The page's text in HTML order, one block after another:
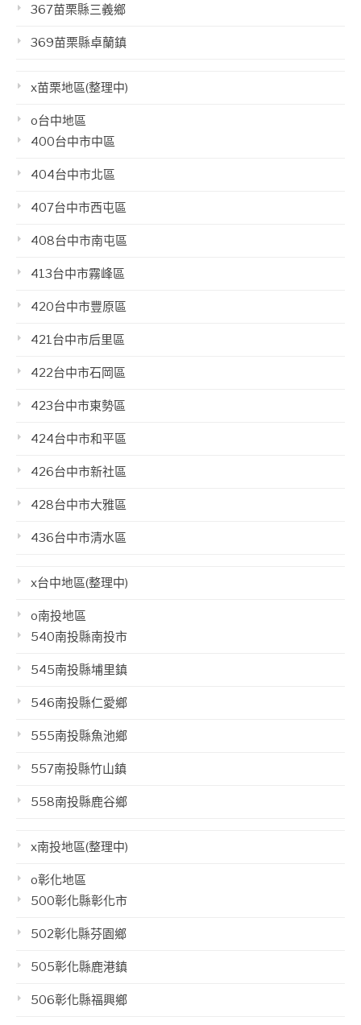
367苗栗縣三義鄉
369苗栗縣卓蘭鎮
x苗栗地區(整理中)
o台中地區
400台中市中區
404台中市北區
407台中市西屯區
408台中市南屯區
413台中市霧峰區
420台中市豐原區
421台中市后里區
422台中市石岡區
423台中市東勢區
424台中市和平區
426台中市新社區
428台中市大雅區
436台中市清水區
x台中地區(整理中)
o南投地區
540南投縣南投市
545南投縣埔里鎮
546南投縣仁愛鄉
555南投縣魚池鄉
557南投縣竹山鎮
558南投縣鹿谷鄉
x南投地區(整理中)
o彰化地區
500彰化縣彰化市
502彰化縣芬園鄉
505彰化縣鹿港鎮
506彰化縣福興鄉